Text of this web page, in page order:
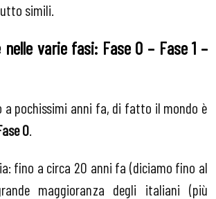
simili.
varie fasi: Fase 0 – Fase 1 –
a pochissimi anni fa, di fatto il mondo è
0.
fino a circa 20 anni fa (diciamo fino al
maggioranza degli italiani (più